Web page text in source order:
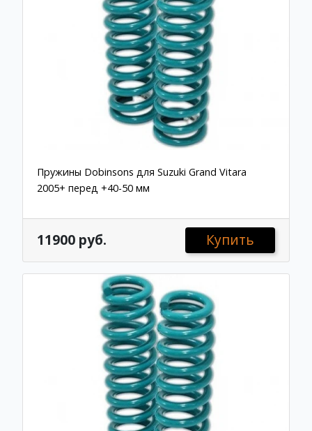
Пружины Dobinsons для Suzuki Grand Vitara
2005+ перед +40-50 мм
11900 руб. Купить